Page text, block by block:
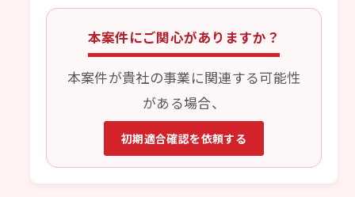
本案件にご関心がありますか？
本案件が貴社の事業に関連する可能性
がある場合、
初期適合確認を依頼する